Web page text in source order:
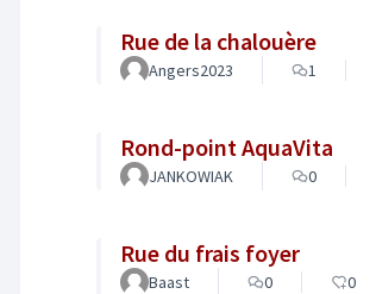
Rue de la chalouère
Angers2023 1
Rond-point AquaVita
JANKOWIAK 0
Rue du frais foyer
Baast 0 0